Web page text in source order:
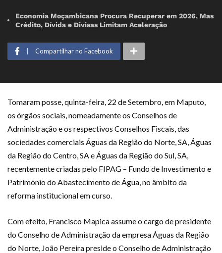
Economia Moçambicana Procura Recuperar em 2026, Mas
Crédito, Dívida e Divisas Limitam Aceleração
Compartilhar no Facebook
Tomaram posse, quinta-feira, 22 de Setembro, em Maputo,
os órgãos sociais, nomeadamente os Conselhos de
Administração e os respectivos Conselhos Fiscais, das
sociedades comerciais Águas da Região do Norte, SA, Águas
da Região do Centro, SA e Águas da Região do Sul, SA,
recentemente criadas pelo FIPAG – Fundo de Investimento e
Património do Abastecimento de Água, no âmbito da
reforma institucional em curso.
Com efeito, Francisco Mapica assume o cargo de presidente
do Conselho de Administração da empresa Águas da Região
do Norte, João Pereira preside o Conselho de Administração